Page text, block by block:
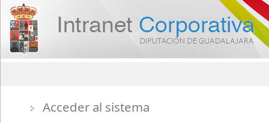
Acceder al sistema